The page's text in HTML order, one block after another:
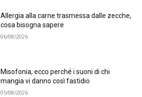
Allergia alla carne trasmessa dalle zecche,
cosa bisogna sapere
06/08/2026
Misofonia, ecco perché i suoni di chi
mangia vi danno così fastidio
05/08/2026